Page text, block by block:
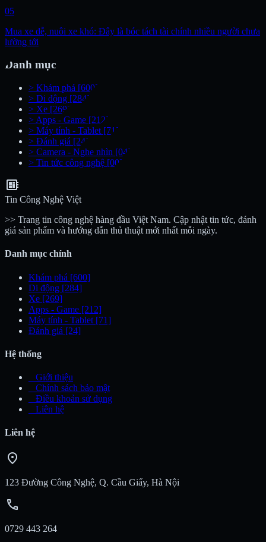
05
Mua xe dễ, nuôi xe khó: Đây là bóc tách tài chính nhiều người chưa
lường tới
Danh mục
> Khám phá [600]
> Di động [284]
> Xe [269]
> Apps - Game [212]
> Máy tính - Tablet [71]
> Đánh giá [24]
> Camera - Nghe nhìn [04]
> Tin tức công nghệ [00]
developer_board
Tin Công Nghệ Việt
>> Trang tin công nghệ hàng đầu Việt Nam. Cập nhật tin tức, đánh
giá sản phẩm và hướng dẫn thủ thuật mới nhất mỗi ngày.
Danh mục chính
Khám phá [600]
Di động [284]
Xe [269]
Apps - Game [212]
Máy tính - Tablet [71]
Đánh giá [24]
Hệ thống
Giới thiệu
Chính sách bảo mật
Điều khoản sử dụng
Liên hệ
Liên hệ
location_on
123 Đường Công Nghệ, Q. Cầu Giấy, Hà Nội
call
0729 443 264